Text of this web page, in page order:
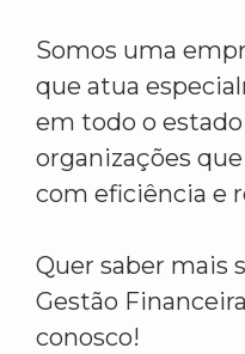
Somos uma
que atua
em todo o
organizações
com eficiência e
Quer saber mais
Gestão
conosco!